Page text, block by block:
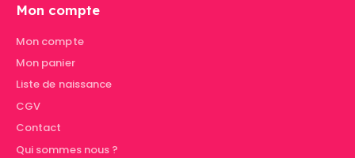
Mon compte
Mon compte
Mon panier
Liste de naissance
CGV
Contact
Qui sommes nous ?